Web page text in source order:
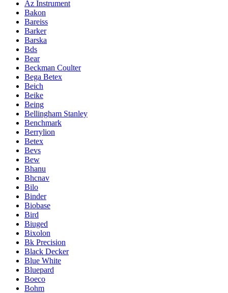
Az Instrument
Bakon
Bareiss
Barker
Barska
Bds
Bear
Beckman Coulter
Bega Betex
Beich
Beike
Being
Bellingham Stanley
Benchmark
Berrylion
Betex
Bevs
Bew
Bhanu
Bhcnav
Bilo
Binder
Biobase
Bird
Biuged
Bixolon
Bk Precision
Black Decker
Blue White
Bluepard
Boeco
Bohm